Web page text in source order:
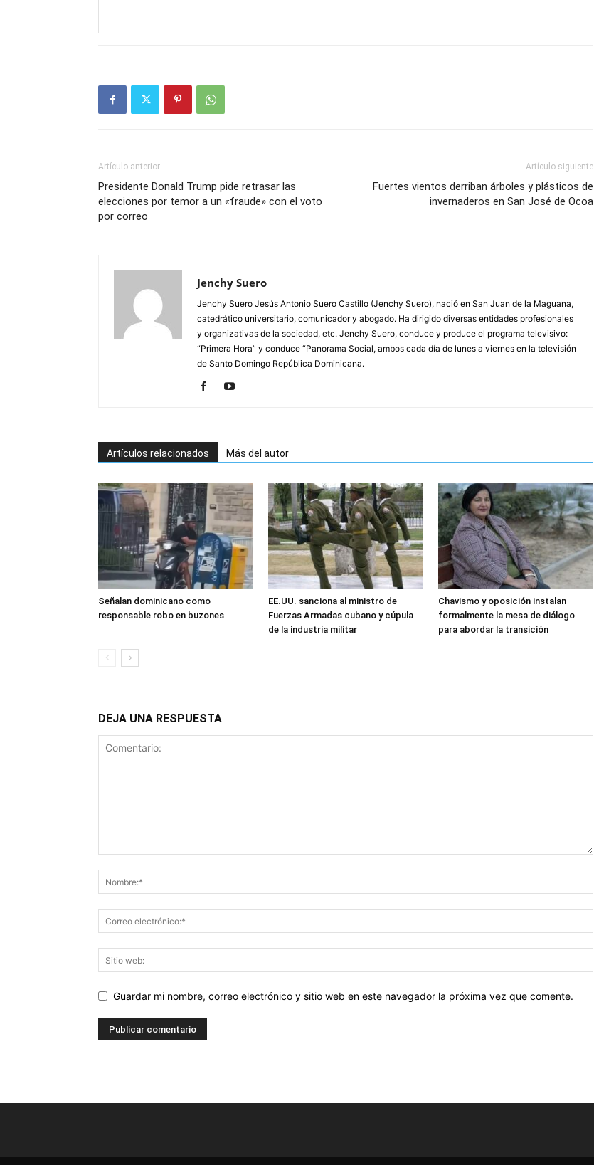
Artículo anterior
Presidente Donald Trump pide retrasar las
elecciones por temor a un «fraude» con el voto
por correo
Artículo siguiente
Fuertes vientos derriban árboles y plásticos de
invernaderos en San José de Ocoa
Jenchy Suero
Jenchy Suero Jesús Antonio Suero Castillo (Jenchy Suero), nació en San Juan de la Maguana,
catedrático universitario, comunicador y abogado. Ha dirigido diversas entidades profesionales
y organizativas de la sociedad, etc. Jenchy Suero, conduce y produce el programa televisivo:
“Primera Hora” y conduce “Panorama Social, ambos cada día de lunes a viernes en la televisión
de Santo Domingo República Dominicana.
Artículos relacionados Más del autor
Señalan dominicano como
responsable robo en buzones
EE.UU. sanciona al ministro de
Fuerzas Armadas cubano y cúpula
de la industria militar
Chavismo y oposición instalan
formalmente la mesa de diálogo
para abordar la transición
DEJA UNA RESPUESTA
Guardar mi nombre, correo electrónico y sitio web en este navegador la próxima vez que comente.